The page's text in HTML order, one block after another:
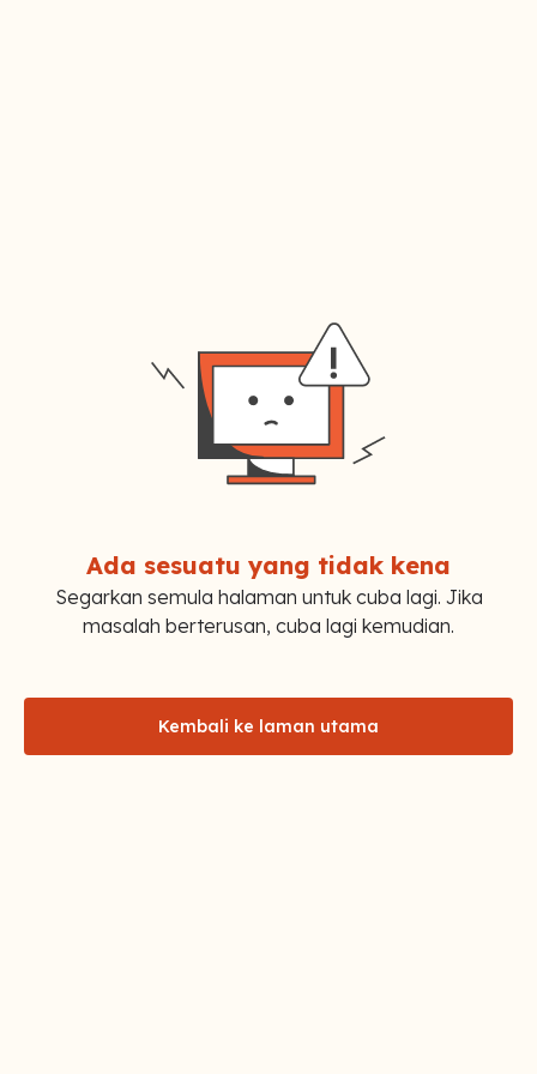
Ada sesuatu yang tidak kena
Segarkan semula halaman untuk cuba lagi. Jika
masalah berterusan, cuba lagi kemudian.
Kembali ke laman utama